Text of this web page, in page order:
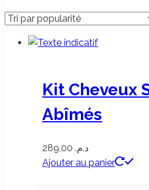
Kit Cheveux
Abîmés
د.م.
Ajouter au panier